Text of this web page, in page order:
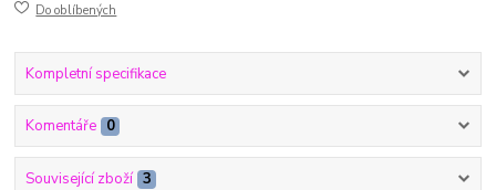
Do oblíbených
Kompletní specifikace
Komentáře 0
Související zboží 3